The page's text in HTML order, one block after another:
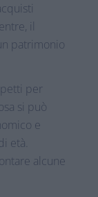
il
patrimonio
per
si può
e
età.
alcune